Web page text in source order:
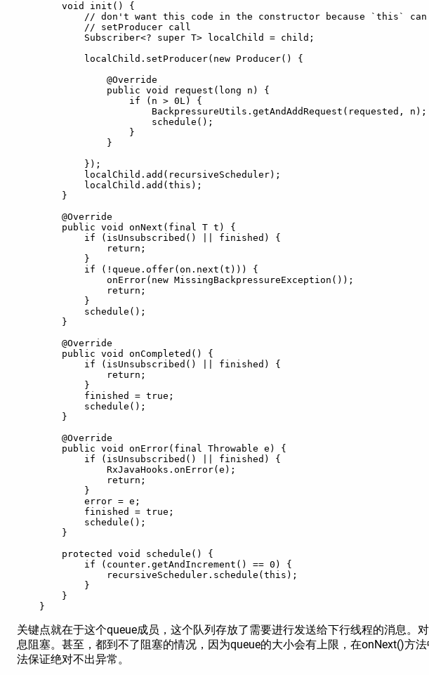
        void init() {
// don't want this code in the constructor because `this`
            // setProducer call
            Subscriber<? super T> localChild = child;
            localChild.setProducer(new Producer() {
                @Override
                public void request(long n) {
                    if (n > 0L) {
                        BackpressureUtils.getAndAddRequest(requested, n);
                        schedule();
                    }
                }
            });
            localChild.add(recursiveScheduler);
            localChild.add(this);
        }
        @Override
        public void onNext(final T t) {
            if (isUnsubscribed() || finished) {
                return;
            }
            if (!queue.offer(on.next(t))) {
                onError(new MissingBackpressureException());
                return;
            }
            schedule();
        }
        @Override
        public void onCompleted() {
            if (isUnsubscribed() || finished) {
                return;
            }
            finished = true;
            schedule();
        }
        @Override
        public void onError(final Throwable e) {
            if (isUnsubscribed() || finished) {
                RxJavaHooks.onError(e);
                return;
            }
            error = e;
            finished = true;
            schedule();
        }
        protected void schedule() {
            if (counter.getAndIncrement() == 0) {
                recursiveScheduler.schedule(this);
            }
        }
关键点就在于这个queue成员，这个队列存放了需要进行发送给下行线程的消息
息阻塞。甚至，都到不了阻塞的情况，因为queue的大小会有上限，在onNext()方
法保证绝对不出异常。